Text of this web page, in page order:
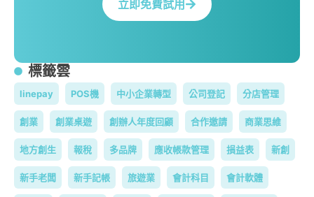
立即免費試用
標籤雲
linepay POS機 中小企業轉型 公司登記 分店管理
創業 創業桌遊 創辦人年度回顧 合作邀請 商業思維
地方創生 報稅 多品牌 應收帳款管理 損益表 新創
新手老闆 新手記帳 旅遊業 會計科目 會計軟體